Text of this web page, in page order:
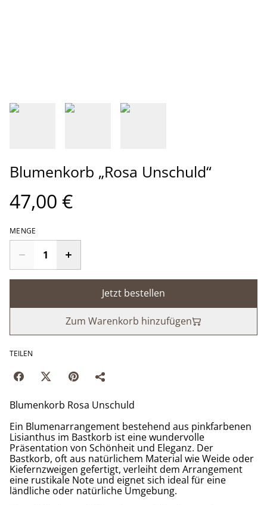
Blumenkorb „Rosa Unschuld“
47,00 €
MENGE
Jetzt bestellen
Zum Warenkorb hinzufügen
TEILEN
Blumenkorb Rosa Unschuld
Ein Blumenarrangement bestehend aus pinkfarbenen
Lisianthus im Bastkorb ist eine wundervolle
Präsentation von Schönheit und Eleganz. Der
Bastkorb, oft aus natürlichem Material wie Weide oder
Kiefernzweigen gefertigt, verleiht dem Arrangement
eine rustikale Note und eignet sich ideal für eine
ländliche oder natürliche Umgebung.